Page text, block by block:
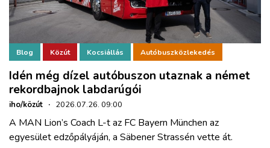
Blog Közút Kocsiállás Autóbuszközlekedés
Idén még dízel autóbuszon utaznak a német
rekordbajnok labdarúgói
iho/közút · 2026.07.26. 09:00
A MAN Lion’s Coach L-t az FC Bayern München az
egyesület edzőpályáján, a Säbener Strassén vette át.